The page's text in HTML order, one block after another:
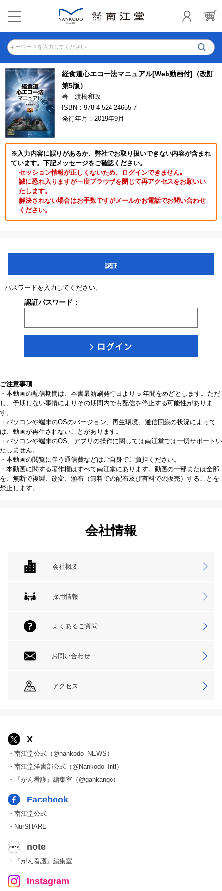
キーワードを入力してください
経食道心エコー法マニュアル[Web動画付]（改訂
第5版）
著 渡橋和政
ISBN：978-4-524-24655-7
発行年月：2019年9月
※入力内容に誤りがあるか、弊社でお取り扱いできない内容が含まれ
ています。下記メッセージをご確認ください。
セッション情報が正しくないため、ログインできません｡
誠に恐れ入りますが一度ブラウザを閉じて再アクセスをお願いい
たします。
解決されない場合はお手数ですがメールかお電話でお問い合わせ
ください。
認証
パスワードを入力してください。
認証パスワード：
ご注意事項
・本動画の配信期間は、本書最新刷発行日より 5 年間をめどとします。ただ
し、予期しない事情によりその期間内でも配信を停止する可能性がありま
す。
・パソコンや端末のOSのバージョン、再生環境、通信回線の状況によって
は、動画が再生されないことがあります。
・パソコンや端末のOS、アプリの操作に関しては南江堂では一切サポートい
たしません。
・本動画の閲覧に伴う通信費などはご自身でご負担ください。
・本動画に関する著作権はすべて南江堂にあります。動画の一部または全部
を、無断で複製、改変、頒布（無料での配布及び有料での販売）することを
禁止します。
会社情報
会社概要
採用情報
よくあるご質問
お問い合わせ
アクセス
X
・南江堂公式（@nankodo_NEWS）
・南江堂洋書部公式（@Nankodo_Intl）
・『がん看護』編集室（@gankango）
Facebook
・南江堂公式
・NurSHARE
note
・『がん看護』編集室
Instagram